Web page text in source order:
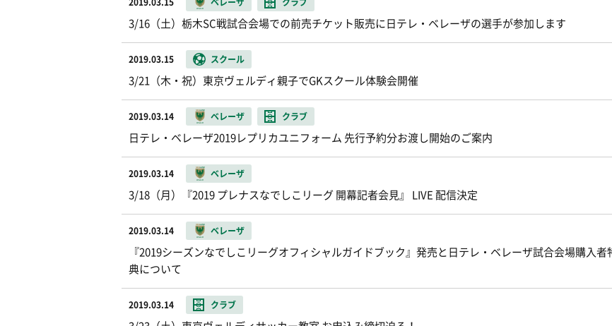
3/16（土）栃木SC戦試合会場での前売チケット販売に日テレ・ベレーザの選手が参加します
2019.03.15 スクール
3/21（木・祝）東京ヴェルディ親子でGKスクール体験会開催
2019.03.14 ベレーザ クラブ
日テレ・ベレーザ2019レプリカユニフォーム 先行予約分お渡し開始のご案内
2019.03.14 ベレーザ
3/18（月）『2019 プレナスなでしこリーグ 開幕記者会見』 LIVE 配信決定
2019.03.14 ベレーザ
『2019シーズンなでしこリーグオフィシャルガイドブック』発売と日テレ・ベレーザ試合会場購入者
典について
2019.03.14 クラブ